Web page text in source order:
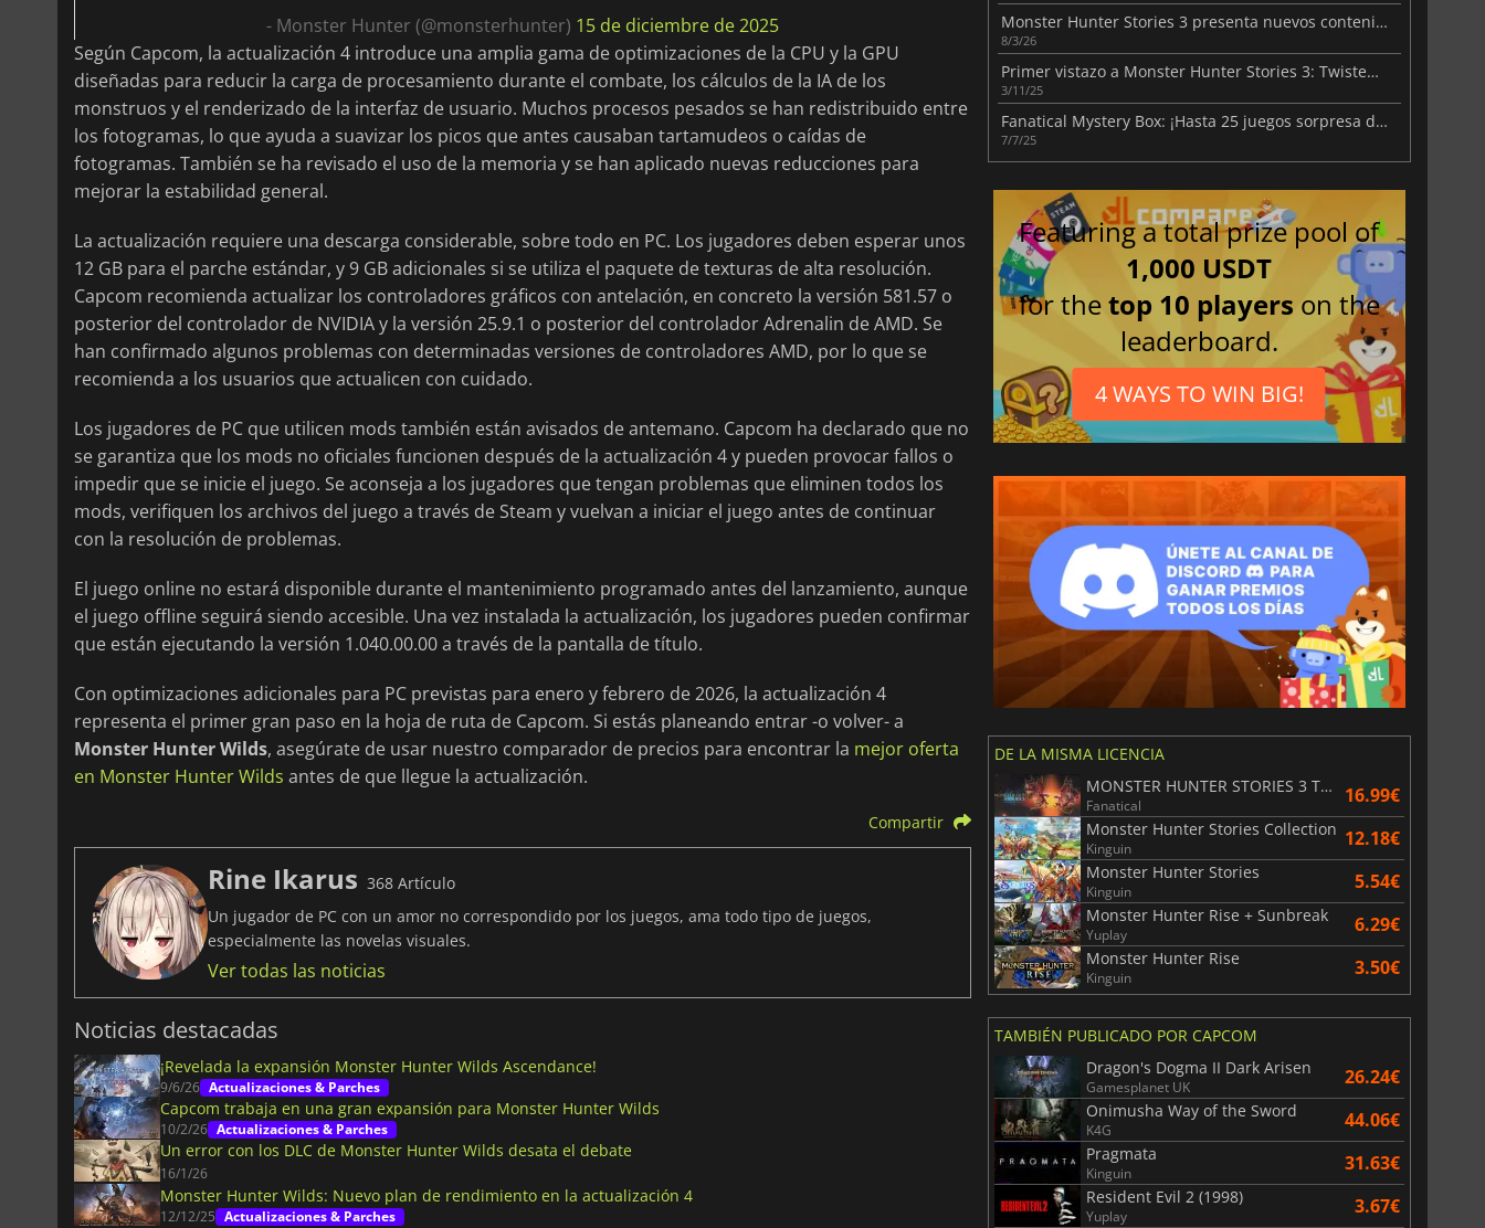
- Monster Hunter (@monsterhunter) 15 de diciembre de 2025
Según Capcom, la actualización 4 introduce una amplia gama de optimizaciones de la CPU y la GPU
diseñadas para reducir la carga de procesamiento durante el combate, los cálculos de la IA de los
monstruos y el renderizado de la interfaz de usuario. Muchos procesos pesados se han redistribuido entre
los fotogramas, lo que ayuda a suavizar los picos que antes causaban tartamudeos o caídas de
fotogramas. También se ha revisado el uso de la memoria y se han aplicado nuevas reducciones para
mejorar la estabilidad general.
La actualización requiere una descarga considerable, sobre todo en PC. Los jugadores deben esperar unos
12 GB para el parche estándar, y 9 GB adicionales si se utiliza el paquete de texturas de alta resolución.
Capcom recomienda actualizar los controladores gráficos con antelación, en concreto la versión 581.57 o
posterior del controlador de NVIDIA y la versión 25.9.1 o posterior del controlador Adrenalin de AMD. Se
han confirmado algunos problemas con determinadas versiones de controladores AMD, por lo que se
recomienda a los usuarios que actualicen con cuidado.
Los jugadores de PC que utilicen mods también están avisados de antemano. Capcom ha declarado que no
se garantiza que los mods no oficiales funcionen después de la actualización 4 y pueden provocar fallos o
impedir que se inicie el juego. Se aconseja a los jugadores que tengan problemas que eliminen todos los
mods, verifiquen los archivos del juego a través de Steam y vuelvan a iniciar el juego antes de continuar
con la resolución de problemas.
El juego online no estará disponible durante el mantenimiento programado antes del lanzamiento, aunque
el juego offline seguirá siendo accesible. Una vez instalada la actualización, los jugadores pueden confirmar
que están ejecutando la versión 1.040.00.00 a través de la pantalla de título.
Con optimizaciones adicionales para PC previstas para enero y febrero de 2026, la actualización 4
representa el primer gran paso en la hoja de ruta de Capcom. Si estás planeando entrar -o volver- a
Monster Hunter Wilds, asegúrate de usar nuestro comparador de precios para encontrar la mejor oferta
en Monster Hunter Wilds antes de que llegue la actualización.
Compartir
Rine Ikarus 368 Artículo
Un jugador de PC con un amor no correspondido por los juegos, ama todo tipo de juegos,
especialmente las novelas visuales.
Ver todas las noticias
Noticias destacadas
¡Revelada la expansión Monster Hunter Wilds Ascendance!
9/6/26 Actualizaciones & Parches
Capcom trabaja en una gran expansión para Monster Hunter Wilds
10/2/26 Actualizaciones & Parches
Un error con los DLC de Monster Hunter Wilds desata el debate
16/1/26
Monster Hunter Wilds: Nuevo plan de rendimiento en la actualización 4
12/12/25 Actualizaciones & Parches
Monster Hunter Stories 3 presenta nuevos contenidos antes de su lanzamiento
8/3/26
Primer vistazo a Monster Hunter Stories 3: Twisted Reflection
3/11/25
Fanatical Mystery Box: ¡Hasta 25 juegos sorpresa de Steam!
7/7/25
Featuring a total prize pool of
1,000 USDT
for thetop 10 players on the
leaderboard.
4 WAYS TO WIN BIG!
DE LA MISMA LICENCIA
MONSTER HUNTER STORIES 3 TWISTED REFLECTION
Fanatical 16.99€
Monster Hunter Stories Collection
Kinguin 12.18€
Monster Hunter Stories
Kinguin 5.54€
Monster Hunter Rise + Sunbreak
Yuplay 6.29€
Monster Hunter Rise
Kinguin 3.50€
TAMBIÉN PUBLICADO POR CAPCOM
Dragon's Dogma II Dark Arisen
Gamesplanet UK 26.24€
Onimusha Way of the Sword
K4G 44.06€
Pragmata
Kinguin 31.63€
Resident Evil 2 (1998)
Yuplay 3.67€